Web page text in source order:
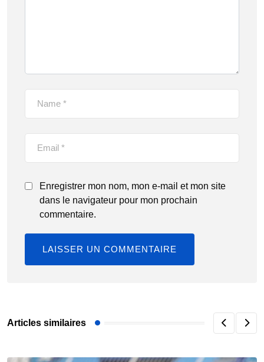
Enregistrer mon nom, mon e-mail et mon site
dans le navigateur pour mon prochain
commentaire.
Articles similaires